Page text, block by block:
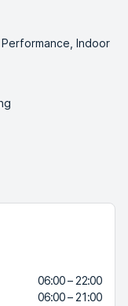
Indoor
06:00 – 22:00
06:00 – 21:00